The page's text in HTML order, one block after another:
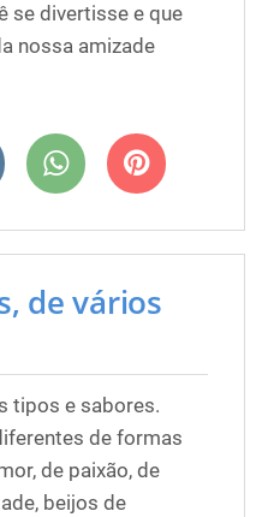
se divertisse e que
nossa amizade
de vários
tipos e sabores.
de formas
de paixão, de
beijos de